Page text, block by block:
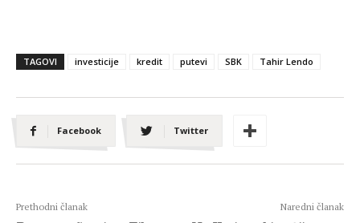
TAGOVI investicije kredit putevi SBK Tahir Lendo
Facebook Twitter
Prethodni članak Naredni članak